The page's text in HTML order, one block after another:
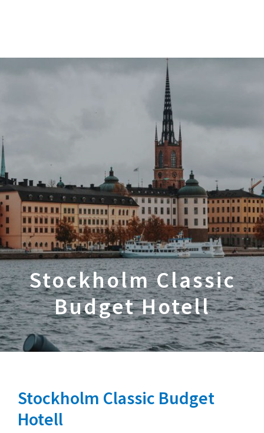
Stockholm Classic
Budget Hotell
Stockholm Classic Budget
Hotell